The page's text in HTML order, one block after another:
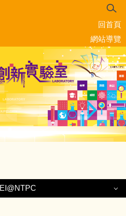
回首頁
網站導覽
EI@NTPC